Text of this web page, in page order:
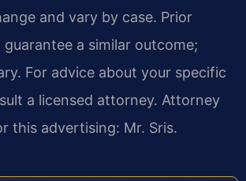
and vary by case. Prior
a similar outcome;
For advice about your specific
a licensed attorney. Attorney
this advertising: Mr. Sris.